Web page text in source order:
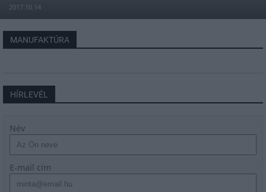
2017.10.14
MANUFAKTÚRA
HÍRLEVÉL
Név
E-mail cím